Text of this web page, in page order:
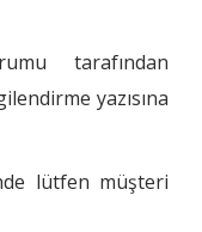
tarafından
yazısına
lütfen müşteri